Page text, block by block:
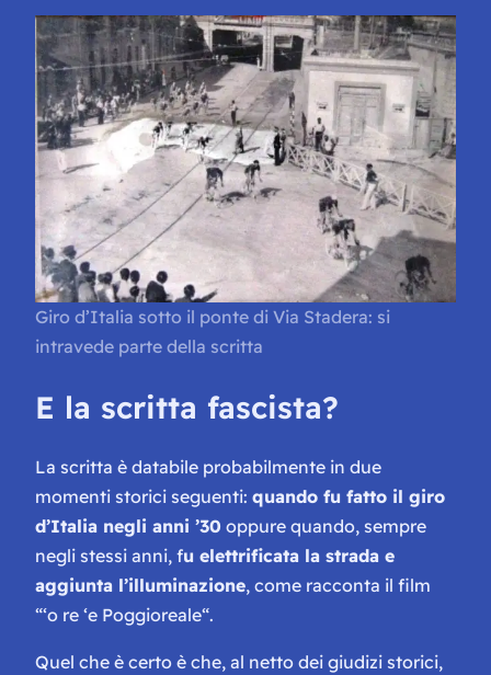
Giro d’Italia sotto il ponte di Via Stadera: si
intravede parte della scritta
E la scritta fascista?
La scritta è databile probabilmente in due
momenti storici seguenti: quando fu fatto il giro
d’Italia negli anni ’30 oppure quando, sempre
negli stessi anni, fu elettrificata la strada e
aggiunta l’illuminazione, come racconta il film
“‘o re ‘e Poggioreale“.
Quel che è certo è che, al netto dei giudizi storici,